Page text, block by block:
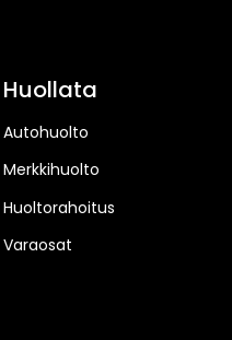
Huollata
Autohuolto
Merkkihuolto
Huoltorahoitus
Varaosat